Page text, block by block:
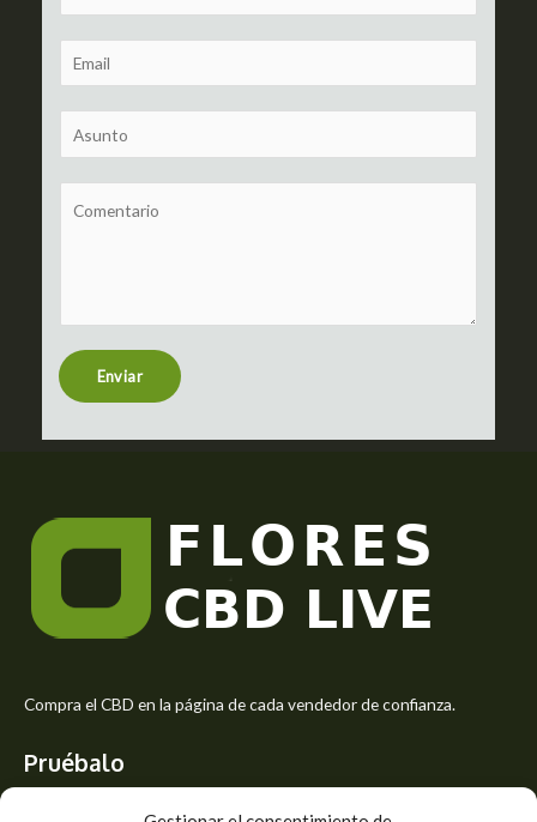
a
m
m
a
u
b
t
r
s
e
Enviar
Compra el CBD en la página de cada vendedor de confianza.
Pruébalo
Siente el mejor aroma de las flores CBD y usa los beneficios del